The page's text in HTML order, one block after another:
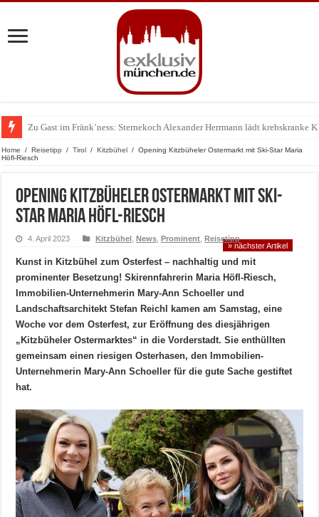
Zu Gast im Fränk’ness: Sternekoch Alexander Herrmann lädt krebskranke
Warum München gerade zum Treffpunkt der Lingerie-Branche wurde
Home / Reisetipp / Tirol / Kitzbühel / Opening Kitzbüheler Ostermarkt mit Ski-Star Maria
Höfl-Riesch
Opening Kitzbüheler Ostermarkt mit Ski-
Star Maria Höfl-Riesch
4. April 2023 Kitzbühel ,News ,Prominent ,Reisetipp
» nächster Artikel
Kunst in Kitzbühel zum Osterfest – nachhaltig und mit
prominenter Besetzung! Skirennfahrerin Maria Höfl-Riesch,
Immobilien-Unternehmerin Mary-Ann Schoeller und
Landschaftsarchitekt Stefan Reichl kamen am Samstag, eine
Woche vor dem Osterfest, zur Eröffnung des diesjährigen
„Kitzbüheler Ostermarktes“ in die Vorderstadt. Sie enthüllten
gemeinsam einen riesigen Osterhasen, den Immobilien-
Unternehmerin Mary-Ann Schoeller für die gute Sache gestiftet
hat.